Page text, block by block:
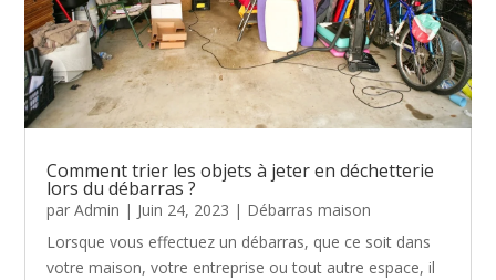
Comment trier les objets à jeter en déchetterie
lors du débarras ?
parAdmin | Juin 24, 2023 | Débarras maison
Lorsque vous effectuez un débarras, que ce soit dans
votre maison, votre entreprise ou tout autre espace, il